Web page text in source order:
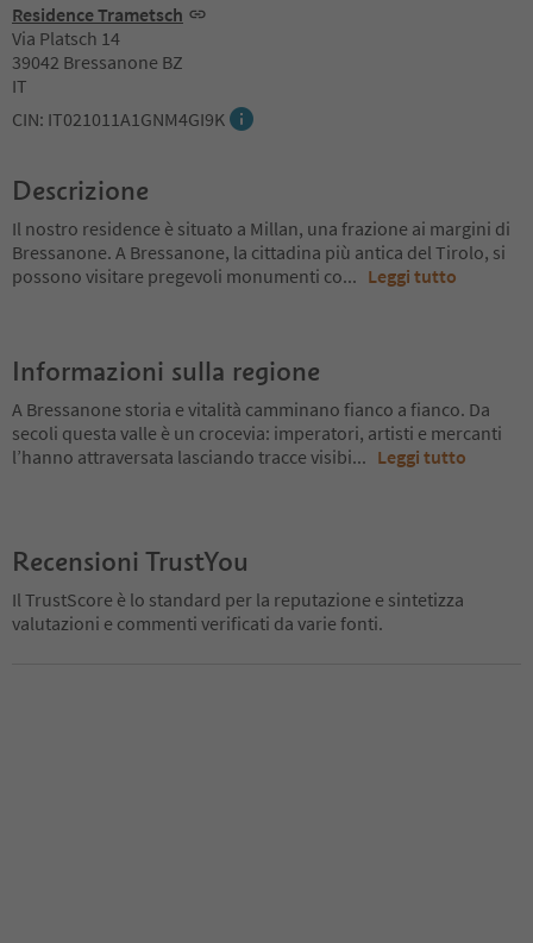
Residence Trametsch
Via Platsch 14
39042 Bressanone BZ
IT
CIN: IT021011A1GNM4GI9K
Descrizione
Il nostro residence è situato a Millan, una frazione ai margini di
Bressanone. A Bressanone, la cittadina più antica del Tirolo, si
possono visitare pregevoli monumenti co... Leggi tutto
Informazioni sulla regione
A Bressanone storia e vitalità camminano fianco a fianco. Da
secoli questa valle è un crocevia: imperatori, artisti e mercanti
l’hanno attraversata lasciando tracce visibi... Leggi tutto
Recensioni TrustYou
Il TrustScore è lo standard per la reputazione e sintetizza
valutazioni e commenti verificati da varie fonti.